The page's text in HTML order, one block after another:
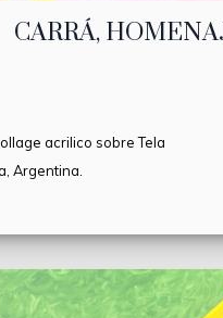
CARRÁ,
acrilico sobre Tela
Argentina.